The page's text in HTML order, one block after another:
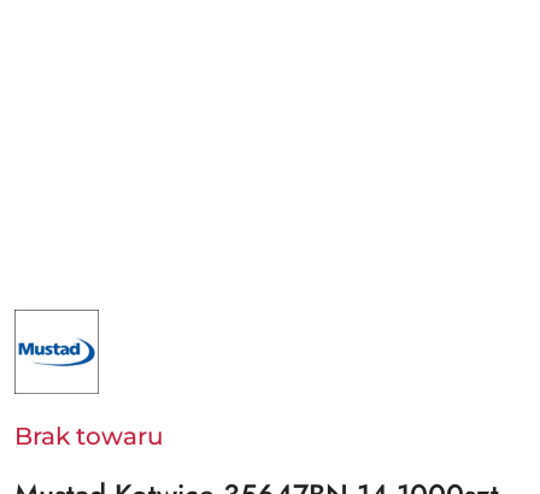
NAZWA
PRODUCENTA:
MUSTAD
&
AS
Brak towaru